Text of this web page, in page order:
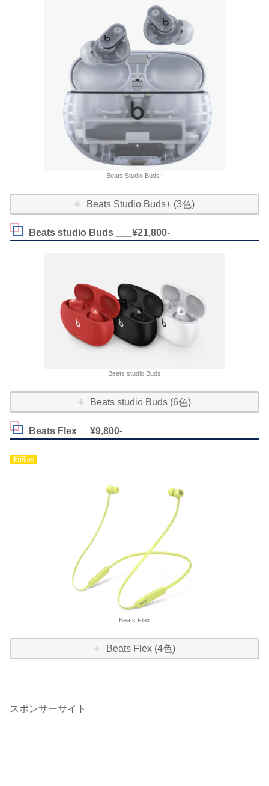
Beats Studio Buds+
Beats Studio Buds+ (3色)
Beats studio Buds ___¥21,800-
Beats studio Buds
Beats studio Buds (6色)
Beats Flex __¥9,800-
新商品
Beats Flex
Beats Flex (4色)
スポンサーサイト